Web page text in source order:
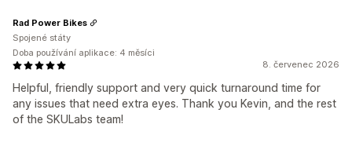
8. červenec 2026
Helpful, friendly support and very quick turnaround time for
any issues that need extra eyes. Thank you Kevin, and the rest
of the SKULabs team!
Rad Power Bikes
Spojené státy
Doba používání aplikace: 4 měsíci